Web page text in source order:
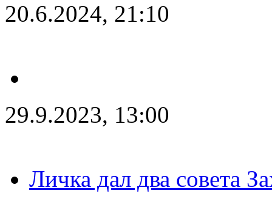
20.6.2024, 21:10
29.9.2023, 13:00
Личка дал два совета